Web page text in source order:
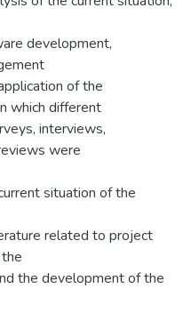
development,
of the
which different
interviews,
were
situation of the
related to project
the development of the